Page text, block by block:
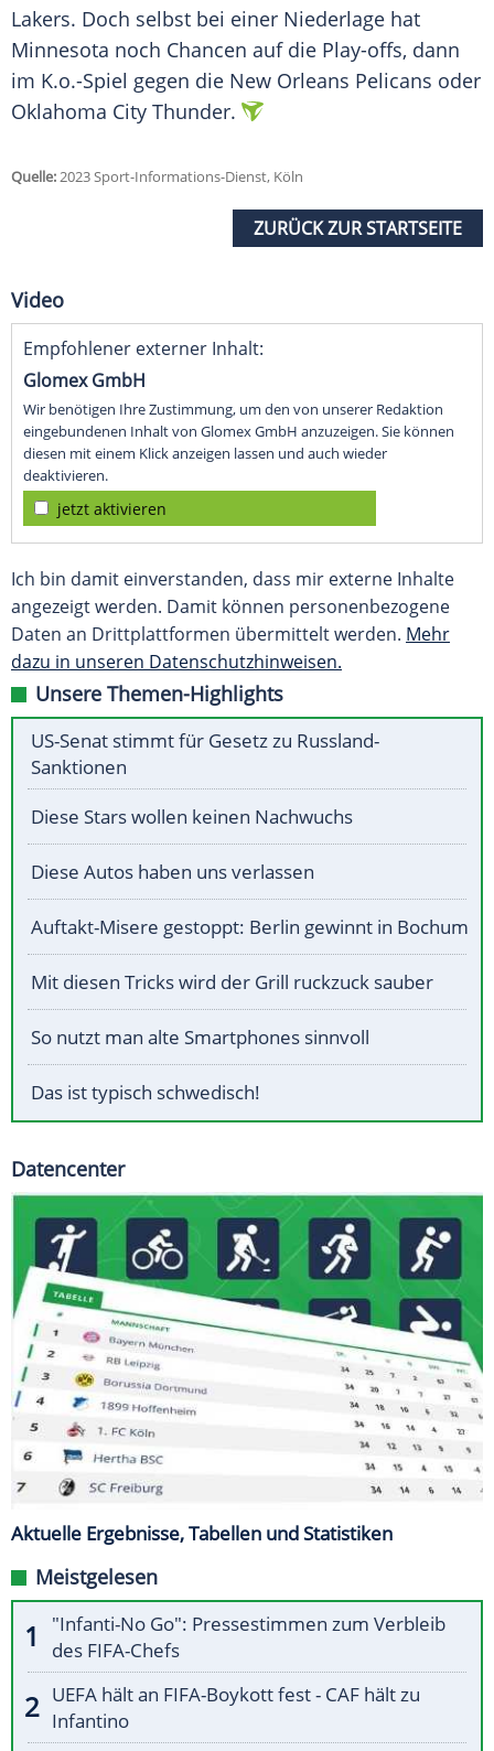
Lakers. Doch selbst bei einer Niederlage hat
Minnesota noch Chancen auf die Play-offs, dann
im K.o.-Spiel gegen die New Orleans Pelicans oder
Oklahoma City Thunder.
Quelle:2023 Sport-Informations-Dienst, Köln
ZURÜCK ZUR STARTSEITE
Video
Empfohlener externer Inhalt:
Glomex GmbH
Wir benötigen Ihre Zustimmung, um den von unserer Redaktion
eingebundenen Inhalt von Glomex GmbH anzuzeigen. Sie können
diesen mit einem Klick anzeigen lassen und auch wieder
deaktivieren.
jetzt aktivieren
Ich bin damit einverstanden, dass mir externe Inhalte
angezeigt werden. Damit können personenbezogene
Daten an Drittplattformen übermittelt werden. Mehr
dazu in unseren Datenschutzhinweisen.
Unsere Themen-Highlights
US-Senat stimmt für Gesetz zu Russland-
Sanktionen
Diese Stars wollen keinen Nachwuchs
Diese Autos haben uns verlassen
Auftakt-Misere gestoppt: Berlin gewinnt in Bochum
Mit diesen Tricks wird der Grill ruckzuck sauber
So nutzt man alte Smartphones sinnvoll
Das ist typisch schwedisch!
Datencenter
Aktuelle Ergebnisse, Tabellen und Statistiken
Meistgelesen
"Infanti-No Go": Pressestimmen zum Verbleib
des FIFA-Chefs
UEFA hält an FIFA-Boykott fest - CAF hält zu
Infantino